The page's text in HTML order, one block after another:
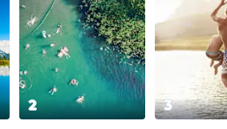
2 3